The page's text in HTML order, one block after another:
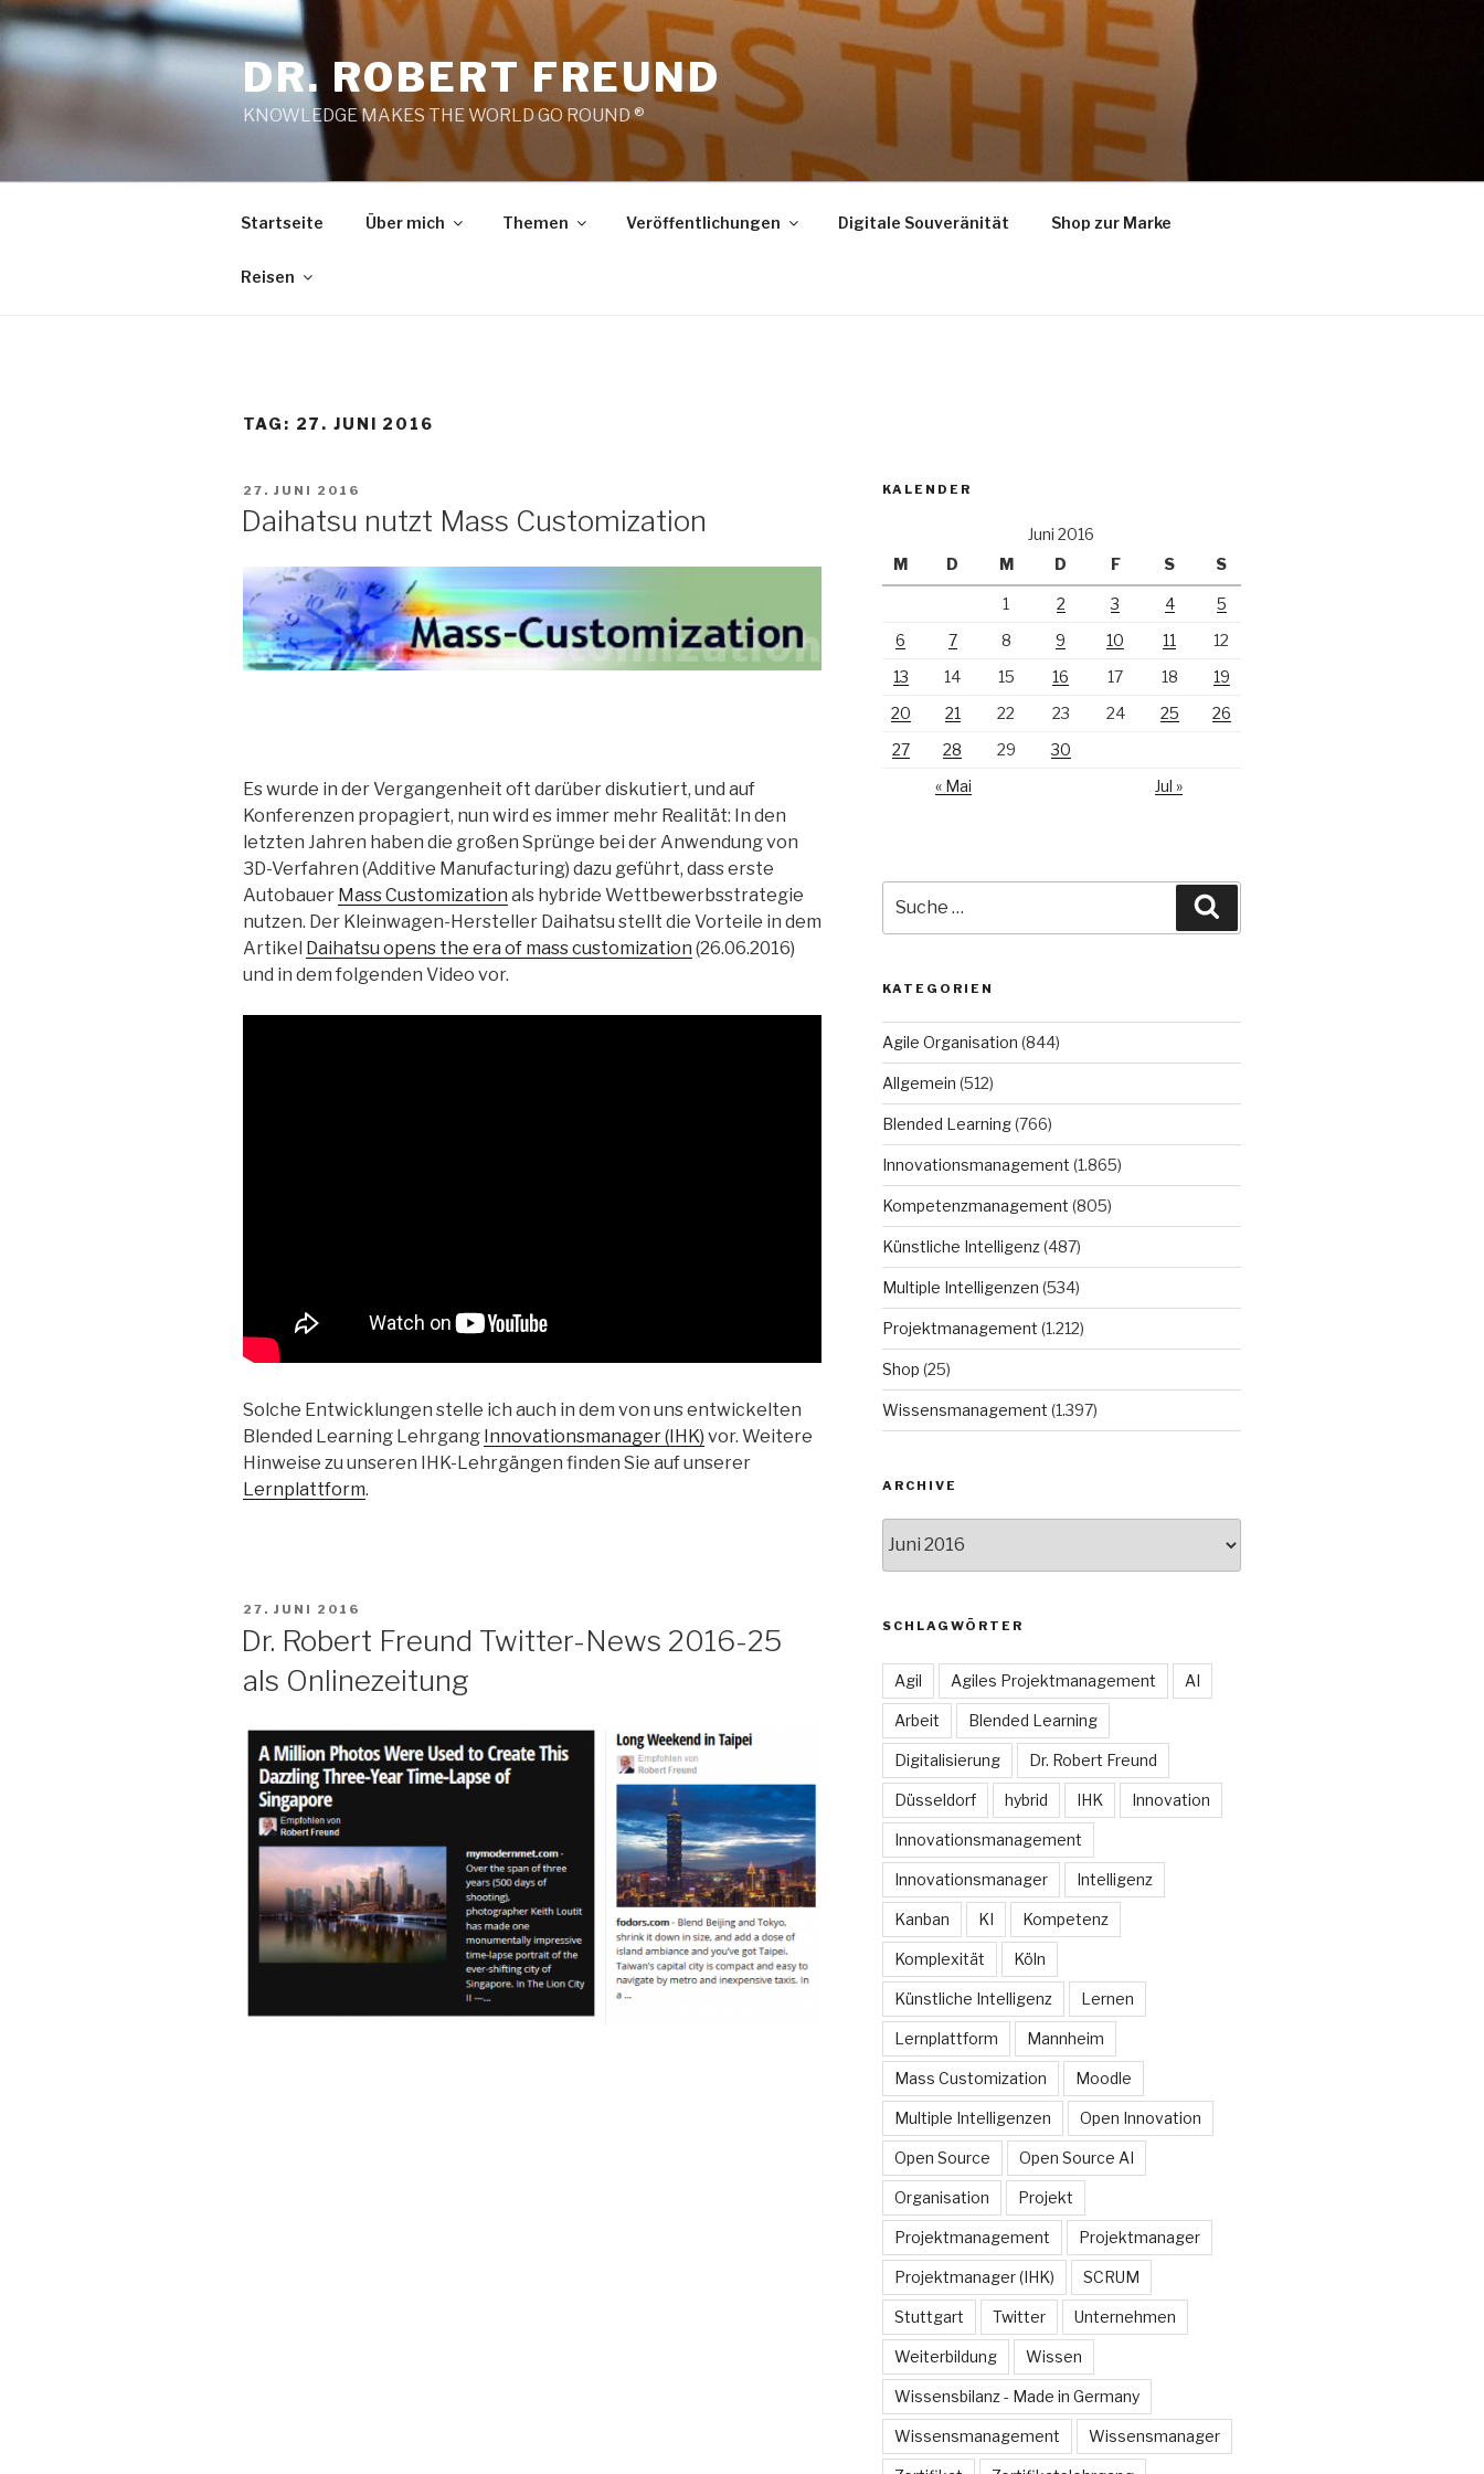
Zum
Inhalt
springen
DR. ROBERT FREUND
KNOWLEDGE MAKES THE WORLD GO ROUND ®
Startseite Über mich Themen Veröffentlichungen Digitale Souveränität Shop zur Marke
Reisen
TAG: 27. JUNI 2016
VERÖFFENTLICHT
27. JUNI 2016
Daihatsu nutzt Mass Customization
Es wurde in der Vergangenheit oft darüber diskutiert, und auf
Konferenzen propagiert, nun wird es immer mehr Realität: In den
letzten Jahren haben die großen Sprünge bei der Anwendung von
3D-Verfahren (Additive Manufacturing) dazu geführt, dass erste
Autobauer Mass Customization als hybride Wettbewerbsstrategie
nutzen. Der Kleinwagen-Hersteller Daihatsu stellt die Vorteile in dem
Artikel Daihatsu opens the era of mass customization (26.06.2016)
und in dem folgenden Video vor.
Solche Entwicklungen stelle ich auch in dem von uns entwickelten
Blended Learning Lehrgang Innovationsmanager (IHK) vor. Weitere
Hinweise zu unseren IHK-Lehrgängen finden Sie auf unserer
Lernplattform.
VERÖFFENTLICHT
27. JUNI 2016
Dr. Robert Freund Twitter-News 2016-25
als Onlinezeitung
KALENDER
Juni 2016
M
D M D F S S
1 2 3 4
5
6
7 8 9 10 11
12
13
14 15 16 17 18
19
20
21 22 23 24 25
26
27
28 29
30
« Mai
Jul »
nach:
KATEGORIEN
Agile Organisation (844)
Allgemein (512)
Blended Learning(766)
Innovationsmanagement (1.865)
Kompetenzmanagement (805)
Künstliche Intelligenz(487)
Multiple Intelligenzen (534)
Projektmanagement (1.212)
Shop (25)
Wissensmanagement (1.397)
ARCHIVE
SCHLAGWÖRTER
Agil Agiles Projektmanagement AI
Arbeit Blended Learning
Digitalisierung Dr. Robert Freund
Düsseldorf hybrid IHK Innovation
Innovationsmanagement
Innovationsmanager Intelligenz
Kanban KI Kompetenz
Komplexität Köln
Künstliche Intelligenz Lernen
Lernplattform Mannheim
Mass Customization Moodle
Multiple Intelligenzen Open Innovation
Open Source Open Source AI
Organisation Projekt
Projektmanagement Projektmanager
Projektmanager (IHK) SCRUM
Stuttgart Twitter Unternehmen
Weiterbildung Wissen
Wissensbilanz - Made in Germany
Wissensmanagement Wissensmanager